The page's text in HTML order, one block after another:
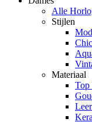
Alle
Stijlen
Chic
Materiaal
Top
Leer